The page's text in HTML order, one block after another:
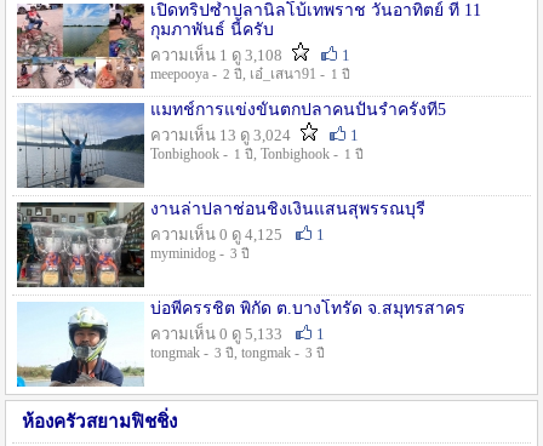
เปิดทริปซ้ำปลานิลโบ้เทพราช วันอาทิตย์ ที่ 11
กุมภาพันธ์ นี้ครับ
ความเห็น 1 ดู 3,108
1
meepooya - 2 ปี , เอ๋_เสนา91 - 1 ปี
แมทช์การแข่งขั้นตกปลาคนปั้นรำครั้งที่5
ความเห็น 13 ดู 3,024
1
Tonbighook - 1 ปี , Tonbighook - 1 ปี
งานล่าปลาช่อนชิงเงินแสนสุพรรณบุรี
ความเห็น 0 ดู 4,125
1
myminidog - 3 ปี
บ่อพี่ครรชิต พิกัด ต.บางโทรัด จ.สมุทรสาคร
ความเห็น 0 ดู 5,133
1
tongmak - 3 ปี , tongmak - 3 ปี
ห้องครัวสยามฟิชชิ่ง